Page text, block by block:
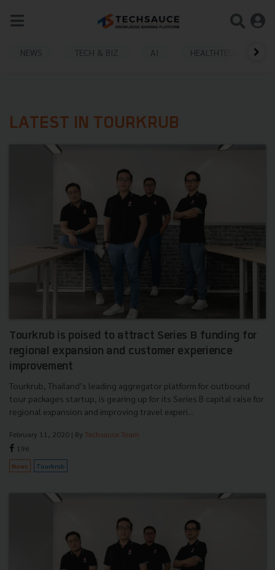
NEWS TECH & BIZ AI HEALTHTECH
LATEST IN TOURKRUB
Tourkrub is poised to attract Series B funding for
regional expansion and customer experience
improvement
Tourkrub, Thailand’s leading aggregator platform for outbound
tour packages startup, is gearing up for its Series B capital raise for
regional expansion and improving travel experi...
February 11, 2020 | By Techsauce Team
196
News Tourkrub